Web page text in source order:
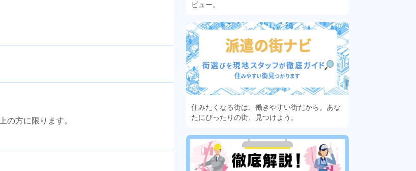
の方に限ります。
ビュー。
住みたくなる街は、働きやすい街だから。あな
たにぴったりの街、見つけよう。